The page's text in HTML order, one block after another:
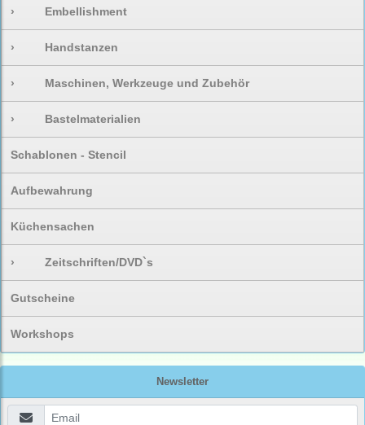
› Embellishment
› Handstanzen
› Maschinen, Werkzeuge und Zubehör
› Bastelmaterialien
Schablonen - Stencil
Aufbewahrung
Küchensachen
› Zeitschriften/DVD`s
Gutscheine
Workshops
Newsletter